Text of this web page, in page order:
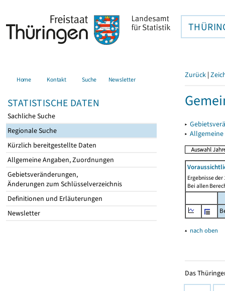
Home Kontakt Suche Newsletter
STATISTISCHE DATEN
Sachliche Suche
Regionale Suche
Kürzlich bereitgestellte Daten
Allgemeine Angaben, Zuordnungen
Gebietsveränderungen,
Änderungen zum Schlüsselverzeichnis
Definitionen und Erläuterungen
Newsletter
Zurück |
▸
▸
Ergebnisse
Bei allen
▴ nach oben
Das